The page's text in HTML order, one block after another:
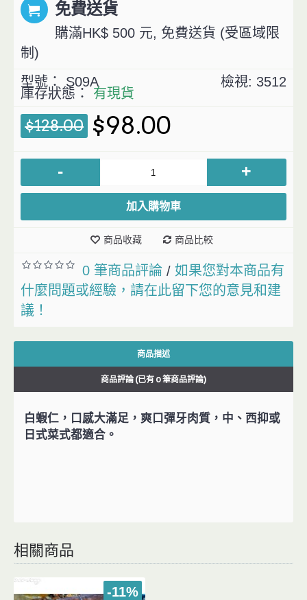
免費送貨
購滿HK$ 500 元, 免費送貨 (受區域限
制)
檢視: 3512
型號： S09A
庫存狀態： 有現貨
$128.00 $98.00
- +
加入購物車
商品收藏 商品比較
0 筆商品評論 / 如果您對本商品有
什麼問題或經驗，請在此留下您的意見和建
議！
商品描述
商品評論 (已有 0 筆商品評論)
白蝦仁，口感大滿足，爽口彈牙肉質，中、西抑或
日式菜式都適合。
相關商品
-11%